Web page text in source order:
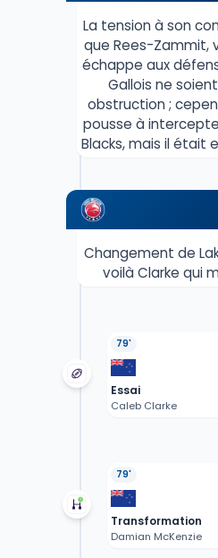
La tension à son
que Rees-Zammit,
échappe aux
Gallois ne
obstruction ;
pousse à
Blacks, mais il était
Changement de
voilà Clarke qui
79'
Essai
Caleb Clarke
79'
Transformation
Damian McKenzie